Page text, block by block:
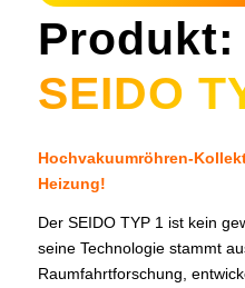
Produkt:
SEIDO
Hochvakuumröhren-
Heizung!
Der SEIDO TYP 1 ist kein
seine Technologie stammt
Raumfahrtforschung,